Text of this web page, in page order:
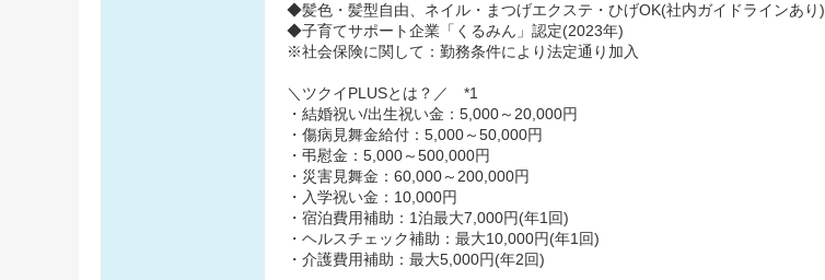
◆髪色・髪型自由、ネイル・まつげエクステ・ひげOK(社内ガイドラインあり)
◆子育てサポート企業「くるみん」認定(2023年)
※社会保険に関して：勤務条件により法定通り加入
＼ツクイPLUSとは？／ *1
・結婚祝い/出生祝い金：5,000～20,000円
・傷病見舞金給付：5,000～50,000円
・弔慰金：5,000～500,000円
・災害見舞金：60,000～200,000円
・入学祝い金：10,000円
・宿泊費用補助：1泊最大7,000円(年1回)
・ヘルスチェック補助：最大10,000円(年1回)
・介護費用補助：最大5,000円(年2回)